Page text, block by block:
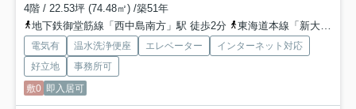
4階 / 22.53坪 (74.48㎡) /築51年
地下鉄御堂筋線「西中島南方」駅 徒歩2分
東海道本線「新大阪」駅 徒歩13分
電気有 温水洗浄便座 エレベーター
インターネット対応
好立地
事務所可
敷0 即入居可